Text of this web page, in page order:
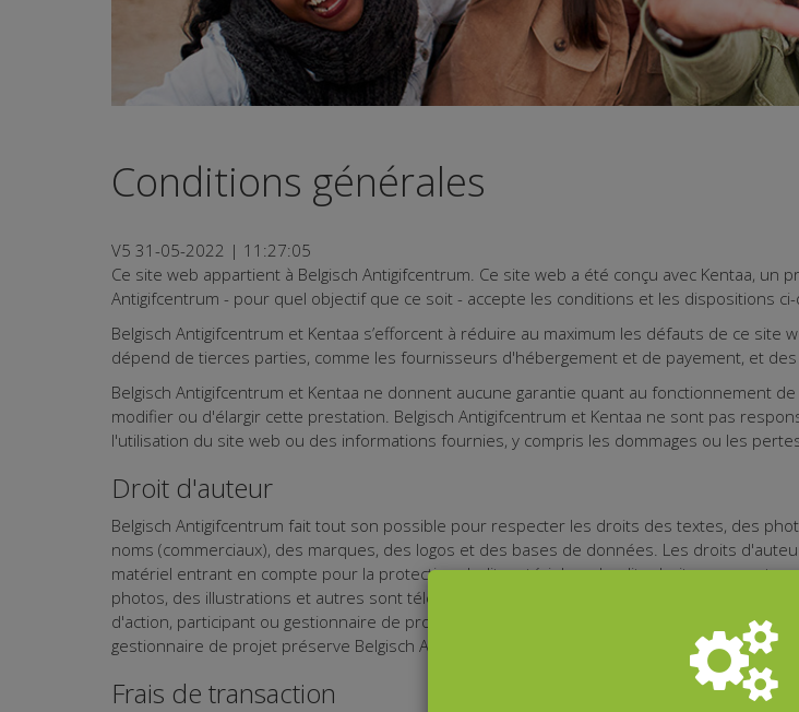
Conditions générales
V5 31-05-2022 | 11:27:05
Ce site web appartient à Belgisch Antigifcentrum. Ce site web a été conçu avec Kentaa, un
Antigifcentrum - pour quel objectif que ce soit - accepte les conditions et les dispositions ci-
Belgisch Antigifcentrum et Kentaa s’efforcent à réduire au maximum les défauts de ce
dépend de tierces parties, comme les fournisseurs d'hébergement et de payement, et des
Belgisch Antigifcentrum et Kentaa ne donnent aucune garantie quant au fonctionnement
modifier ou d'élargir cette prestation. Belgisch Antigifcentrum et Kentaa ne sont pas
l'utilisation du site web ou des informations fournies, y compris les dommages ou les
Droit d'auteur
Belgisch Antigifcentrum fait tout son possible pour respecter les droits des textes, des
noms (commerciaux), des marques, des logos et des bases de données. Les droits
matériel entrant en compte pour la protection dudit matériel ou desdits droits reposent
photos, des illustrations et autres sont téléchargées par un initiateur d'action, un
d'action, participant ou gestionnaire de projet garantit le respect des droits d'auteur des
gestionnaire de projet préserve Belgisch Antigifcentrum contre toutes les réclamations
Frais de transaction